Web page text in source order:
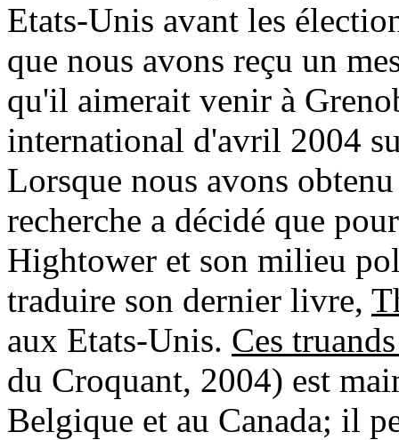
Etats-Unis avant les
que nous avons reçu un
qu'il aimerait venir à
international d'avril 2004
Lorsque nous avons
recherche a décidé que
Hightower et son milieu
traduire son dernier livre,
aux Etats-Unis. Ces
du Croquant, 2004) est
Belgique et au Canada; il